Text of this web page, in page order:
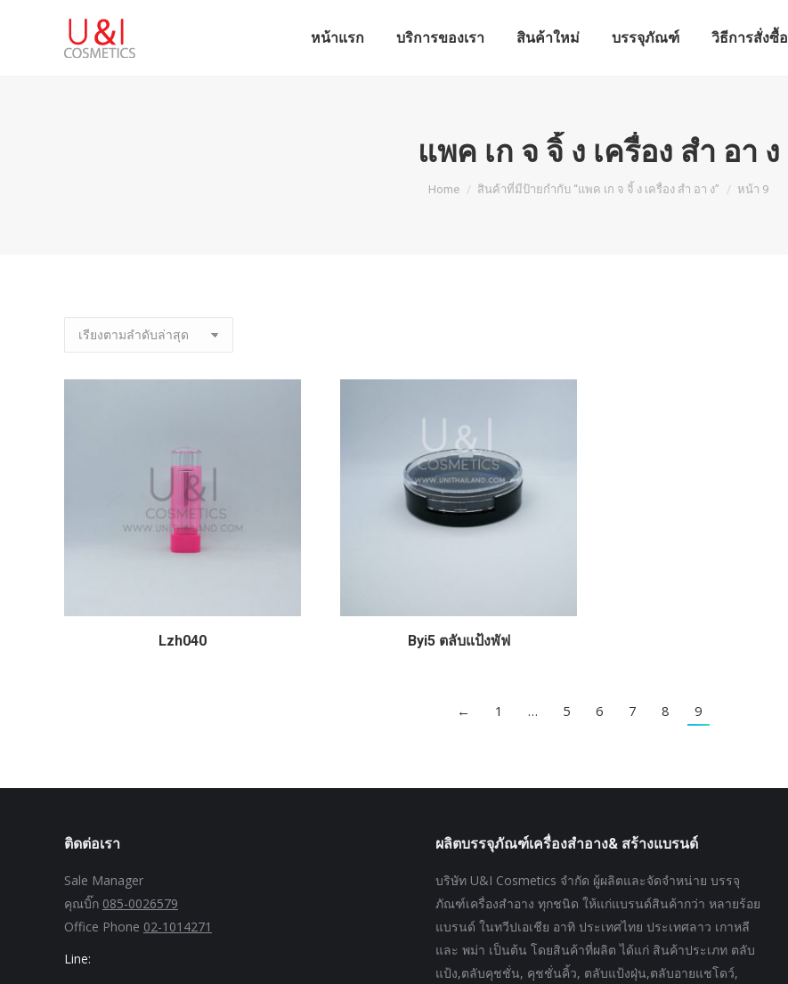
หน้าแรก บริการของเรา สินค้าใหม่ บรรจุภัณฑ์ วิธีการสั่งซื้อ
แพค เก จ จิ้ ง เครื่อง สํา อา ง
You are here:
Home สินค้าที่มีป้ายกำกับ “แพค เก จ จิ้ ง เครื่อง สํา อา ง” หน้า 9
Lzh040 Byi5 ตลับแป้งพัฟ
← 1 … 5 6 7 8 9
ติดต่อเรา
Sale Manager
คุณบิ๊ก 085-0026579
Office Phone 02-1014271
Line:
ผลิตบรรจุภัณฑ์เครื่องสำอาง& สร้างแบรนด์
บริษัท U&I Cosmetics จำกัด ผู้ผลิตและจัดจำหน่าย บรรจุ
ภัณฑ์เครื่องสำอาง ทุกชนิด ให้แก่แบรนด์สินค้ากว่า หลายร้อย
แบรนด์ ในทวีปเอเชีย อาทิ ประเทศไทย ประเทศลาว เกาหลี
และ พม่า เป็นต้น โดยสินค้าที่ผลิต ได้แก่ สินค้าประเภท ตลับ
แป้ง,ตลับคุชชั่น, คุชชั่นคิ้ว, ตลับแป้งฝุ่น,ตลับอายแชโดว์,
หน้าแรก บริการของเรา สินค้าใหม่ บรรจุภัณฑ์ วิธีการสั่งซื้อ